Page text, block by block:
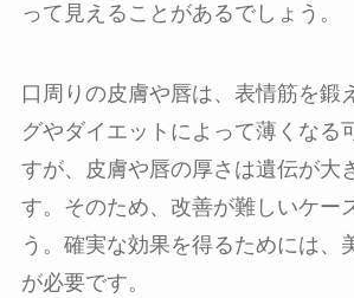
って見えることがあるでしょう。
口周りの皮膚や唇は、表情筋を鍛
グやダイエットによって薄くなる
すが、皮膚や唇の厚さは遺伝が大
す。そのため、改善が難しいケー
う。確実な効果を得るためには、
が必要です。